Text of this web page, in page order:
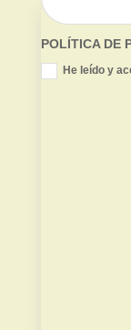
POLÍTICA DE
He leído y